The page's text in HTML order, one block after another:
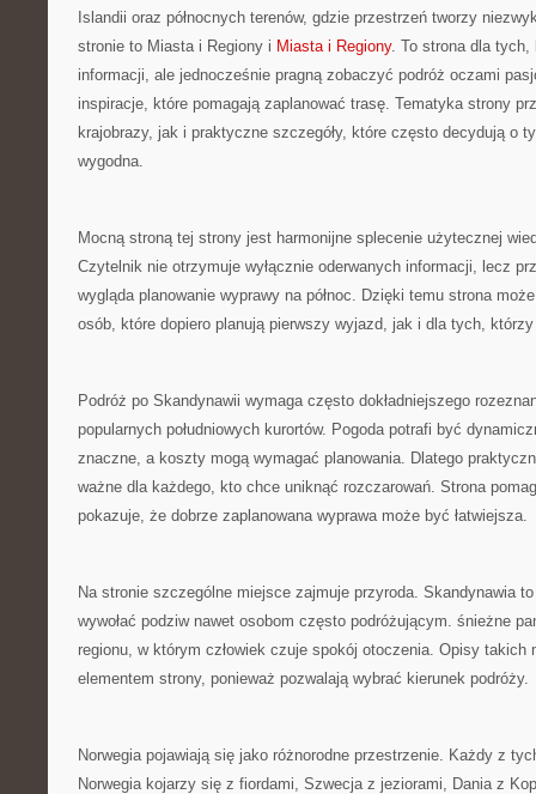
Islandii oraz północnych terenów, gdzie przestrzeń tworzy
stronie to Miasta i Regiony i Miasta i Regiony. To strona dla
informacji, ale jednocześnie pragną zobaczyć podróż oczami
inspiracje, które pomagają zaplanować trasę. Tematyka strony
krajobrazy, jak i praktyczne szczegóły, które często decydują o
wygodna.
Mocną stroną tej strony jest harmonijne splecenie użytecznej
Czytelnik nie otrzymuje wyłącznie oderwanych informacji, lecz
wygląda planowanie wyprawy na północ. Dzięki temu strona
osób, które dopiero planują pierwszy wyjazd, jak i dla tych, którzy
Podróż po Skandynawii wymaga często dokładniejszego
popularnych południowych kurortów. Pogoda potrafi być
znaczne, a koszty mogą wymagać planowania. Dlatego
ważne dla każdego, kto chce uniknąć rozczarowań. Strona
pokazuje, że dobrze zaplanowana wyprawa może być łatwiejsza.
Na stronie szczególne miejsce zajmuje przyroda. Skandynawia
wywołać podziw nawet osobom często podróżującym. śnieżne
regionu, w którym człowiek czuje spokój otoczenia. Opisy takich
elementem strony, ponieważ pozwalają wybrać kierunek podróży.
Norwegia pojawiają się jako różnorodne przestrzenie. Każdy z
Norwegia kojarzy się z fiordami, Szwecja z jeziorami, Dania z